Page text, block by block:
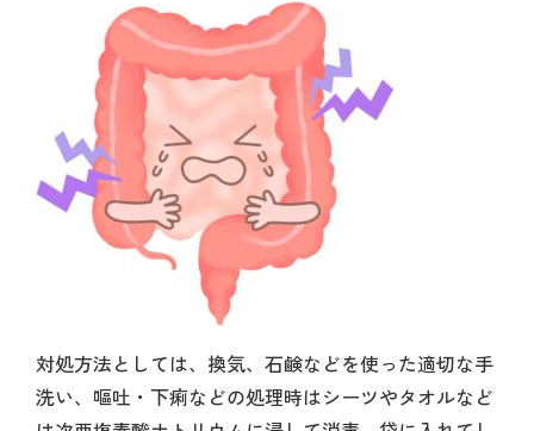
対処方法としては、換気、石鹸などを使った適切な手
洗い、嘔吐・下痢などの処理時はシーツやタオルなど